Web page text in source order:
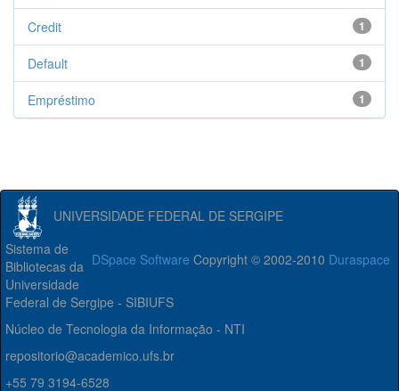
1
Credit
1
Default
1
Empréstimo
UNIVERSIDADE FEDERAL DE SERGIPE
DSpace Software Copyright © 2002-2010 Duraspace
Sistema de
Bibliotecas da
Universidade
Federal de Sergipe - SIBIUFS
Núcleo de Tecnologia da Informação - NTI
repositorio@academico.ufs.br
+55 79 3194-6528